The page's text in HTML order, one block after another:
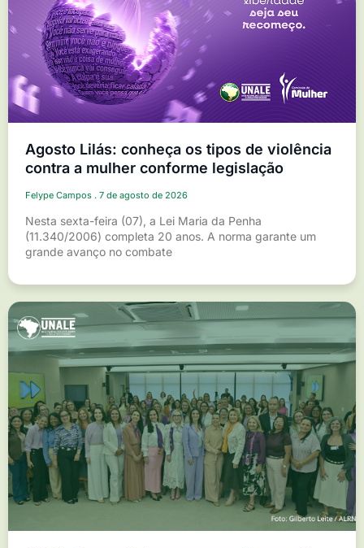
Agosto Lilás: conheça os tipos de violência
contra a mulher conforme legislação
Felype Campos 7 de agosto de 2026
Nesta sexta-feira (07), a Lei Maria da Penha
(11.340/2006) completa 20 anos. A norma garante um
grande avanço no combate